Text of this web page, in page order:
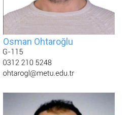
Osman Ohtaroğlu